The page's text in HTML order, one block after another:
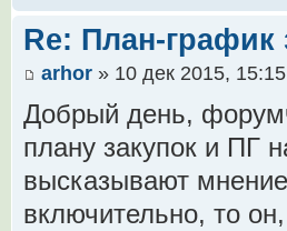
Re: План-график
arhor » 10 дек 2015, 15:15
Добрый день,
плану закупок и ПГ
высказывают
включительно, то